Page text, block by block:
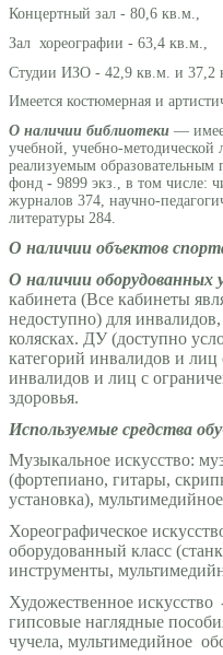
Концертный зал - 80,6 кв.м.,
Зал хореографии - 63,4 кв.м.,
Студии ИЗО - 42,9 кв.м. и 37,2
Имеется костюмерная и
О наличии библиотеки —
учебной, учебно-методической
реализуемым
фонд - 9899 экз., в том числе:
журналов 374, научно-
литературы 284.
О наличии объектов
О наличии оборудованных
кабинета (Все кабинеты
недоступно) для
колясках. ДУ (доступно
категорий инвалидов и
инвалидов и лиц с
здоровья.
Используемые средства
Музыкальное искусство:
(фортепиано, гитары,
установка),
Хореографическое
оборудованный класс
инструменты,
Художественное искусство
гипсовые наглядные
чучела, мультимедийное